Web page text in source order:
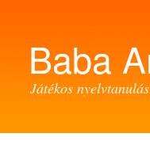
Baba
Játékos